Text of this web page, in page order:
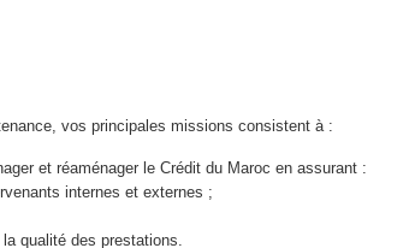
vos principales missions consistent à :
et réaménager le Crédit du Maroc en assurant :
internes et externes ;
qualité des prestations.